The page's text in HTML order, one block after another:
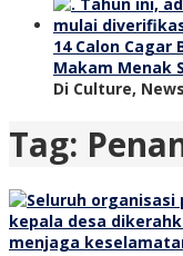
14 Calon
Makam Menak
Di Culture, News
Tag: